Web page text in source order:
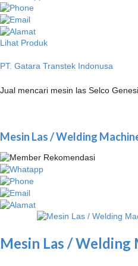
Lihat Produk
PT. Gatara Transtek Indonusa
Jual mencari mesin las Selco
Mesin Las / Welding
Mesin Las / Welding